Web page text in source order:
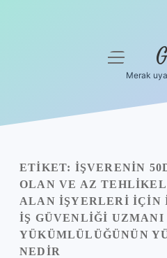
Yasal Uyarı
Hakkımızda
menüyü
Merak
ETIKET: İŞVERENIN
OLAN VE AZ
ALAN IŞYERLERI IÇIN
IŞ GÜVENLIĞI
YÜKÜMLÜLÜĞÜNÜN
NEDIR